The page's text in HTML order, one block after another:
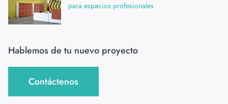
para espacios profesionales
Hablemos de tu nuevo proyecto
Contáctenos